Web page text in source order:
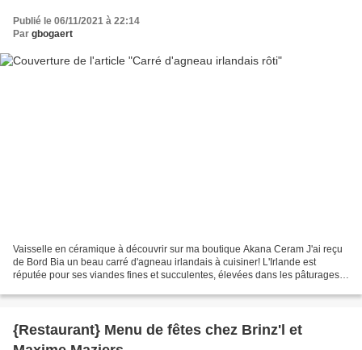
Publié le 06/11/2021 à 22:14
Par gbogaert
Vaisselle en céramique à découvrir sur ma boutique Akana Ceram J'ai reçu
de Bord Bia un beau carré d'agneau irlandais à cuisiner! L'Irlande est
réputée pour ses viandes fines et succulentes, élevées dans les pâturages
{Restaurant} Menu de fêtes chez Brinz'l et